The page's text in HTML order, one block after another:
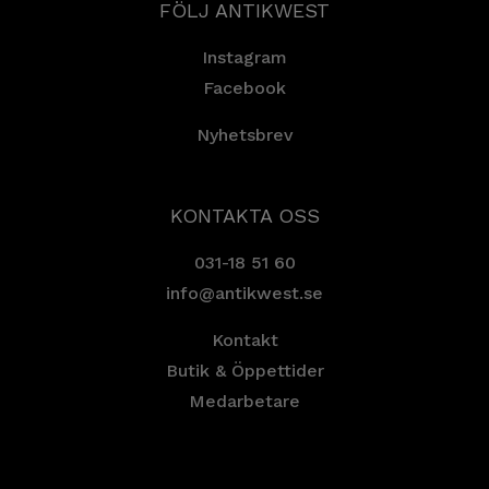
FÖLJ ANTIKWEST
Instagram
Facebook
Nyhetsbrev
KONTAKTA OSS
031-18 51 60
info@antikwest.se
Kontakt
Butik & Öppettider
Medarbetare